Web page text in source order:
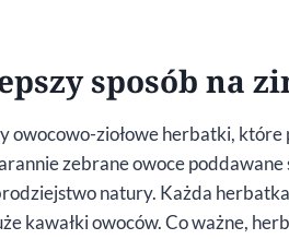
sposób na
ziołowe herbatki, które
zebrane owoce poddawane
natury. Każda
kawałki owoców. Co ważne,